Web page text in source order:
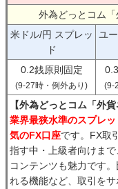
外為どっとコム
米ドル/円 スプレッ
ド
ユ
0.2銭原則固定
(9-27時・例外あり) (9-
【外為どっとコム「外
業界最狭水準のスプレ
気のFX口座です。FX取
指す中・上級者向けま
コンテンツも魅力です
れる機能など、取引を